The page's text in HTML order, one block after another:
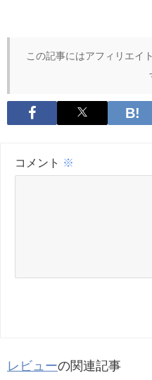
この記事にはアフィリエイ
コメント ※
レビューの関連記事